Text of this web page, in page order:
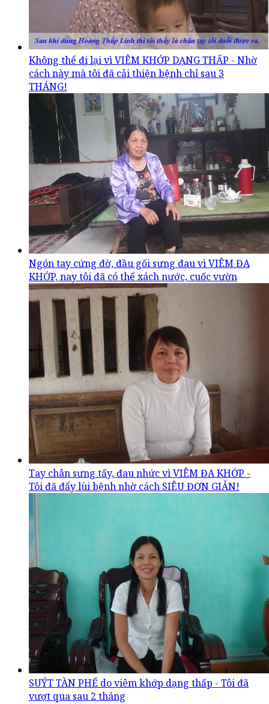
Không thể đi lại vì VIÊM KHỚP DẠNG THẤP - Nhờ
cách này mà tôi đã cải thiện bệnh chỉ sau 3
THÁNG!
Ngón tay cứng đờ, đầu gối sưng đau vì VIÊM ĐA
KHỚP, nay tôi đã có thể xách nước, cuốc vườn
Tay chân sưng tấy, đau nhức vì VIÊM ĐA KHỚP -
Tôi đã đẩy lùi bệnh nhờ cách SIÊU ĐƠN GIẢN!
SUÝT TÀN PHẾ do viêm khớp dạng thấp - Tôi đã
vượt qua sau 2 tháng